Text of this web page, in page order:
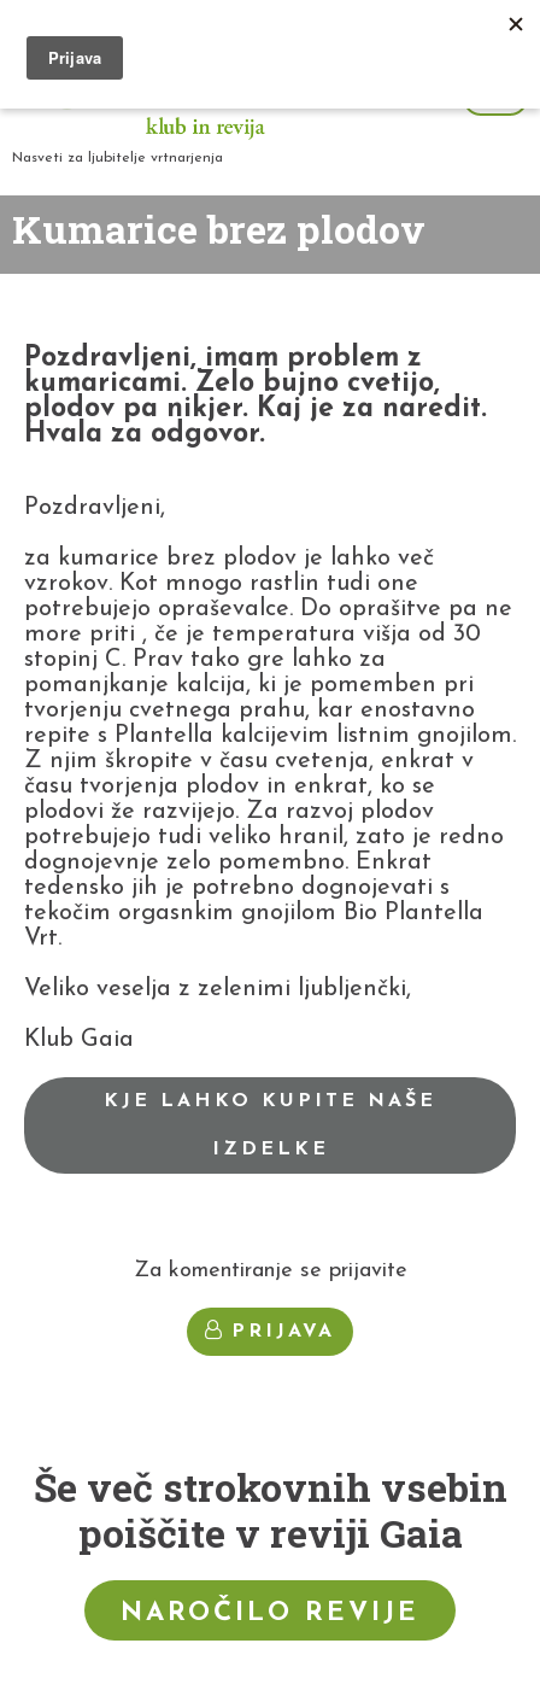
Nasveti za ljubitelje vrtnarjenja
Kumarice brez plodov
Pozdravljeni, imam problem z
kumaricami. Zelo bujno cvetijo,
plodov pa nikjer. Kaj je za naredit.
Hvala za odgovor.
Pozdravljeni,
za kumarice brez plodov je lahko več
vzrokov. Kot mnogo rastlin tudi one
potrebujejo opraševalce. Do oprašitve pa ne
more priti , če je temperatura višja od 30
stopinj C. Prav tako gre lahko za
pomanjkanje kalcija, ki je pomemben pri
tvorjenju cvetnega prahu, kar enostavno
repite s Plantella kalcijevim listnim gnojilom.
Z njim škropite v času cvetenja, enkrat v
času tvorjenja plodov in enkrat, ko se
plodovi že razvijejo. Za razvoj plodov
potrebujejo tudi veliko hranil, zato je redno
dognojevnje zelo pomembno. Enkrat
tedensko jih je potrebno dognojevati s
tekočim orgasnkim gnojilom Bio Plantella
Vrt.
Veliko veselja z zelenimi ljubljenčki,
Klub Gaia
KJE LAHKO KUPITE NAŠE
IZDELKE
Za komentiranje se prijavite
PRIJAVA
Še več strokovnih vsebin
poiščite v reviji Gaia
NAROČILO REVIJE